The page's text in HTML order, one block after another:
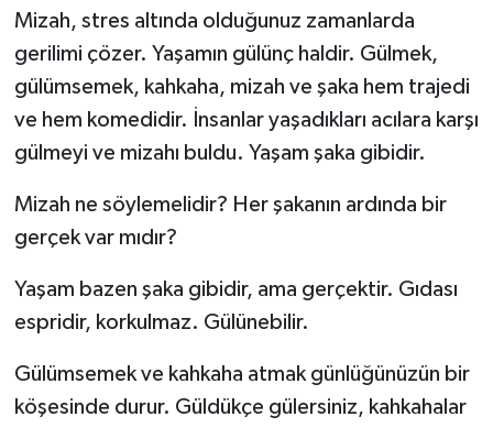
Mizah, stres altında olduğunuz zamanlarda
gerilimi çözer. Yaşamın gülünç haldir. Gülmek,
gülümsemek, kahkaha, mizah ve şaka hem trajedi
ve hem komedidir. İnsanlar yaşadıkları acılara karşı
gülmeyi ve mizahı buldu. Yaşam şaka gibidir.
Mizah ne söylemelidir? Her şakanın ardında bir
gerçek var mıdır?
Yaşam bazen şaka gibidir, ama gerçektir. Gıdası
espridir, korkulmaz. Gülünebilir.
Gülümsemek ve kahkaha atmak günlüğünüzün bir
köşesinde durur. Güldükçe gülersiniz, kahkahalar